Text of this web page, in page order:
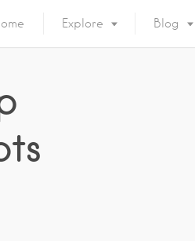
Explore Blog